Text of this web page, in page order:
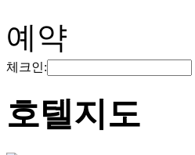
예약
체크인:
호텔지도